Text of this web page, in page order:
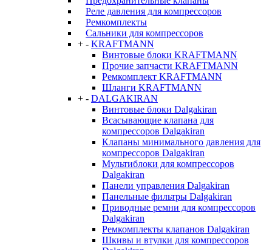
Реле давления для компрессоров
Ремкомплекты
Сальники для компрессоров
+ - KRAFTMANN
Винтовые блоки KRAFTMANN
Прочие запчасти KRAFTMANN
Ремкомплект KRAFTMANN
Шланги KRAFTMANN
+ - DALGAKIRAN
Винтовые блоки Dalgakiran
Всасывающие клапана для
компрессоров Dalgakiran
Клапаны минимального давления для
компрессоров Dalgakiran
Мультиблоки для компрессоров
Dalgakiran
Панели управления Dalgakiran
Панельные фильтры Dalgakiran
Приводные ремни для компрессоров
Dalgakiran
Ремкомплекты клапанов Dalgakiran
Шкивы и втулки для компрессоров